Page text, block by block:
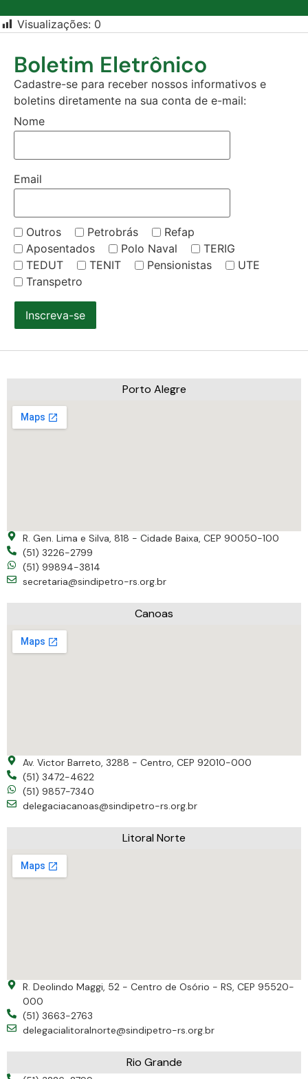
Visualizações: 0
Boletim Eletrônico
Cadastre-se para receber nossos informativos e
boletins diretamente na sua conta de e-mail:
Nome
Email
Outros Petrobrás
Refap
Aposentados
Polo Naval
TERIG
TEDUT
TENIT Pensionistas
UTE
Transpetro
Inscreva-se
Porto Alegre
R. Gen. Lima e Silva, 818 - Cidade Baixa, CEP 90050-100
(51) 3226-2799
(51) 99894-3814
secretaria@sindipetro-rs.org.br
Canoas
Av. Victor Barreto, 3288 - Centro, CEP 92010-000
(51) 3472-4622
(51) 9857-7340
delegaciacanoas@sindipetro-rs.org.br
Litoral Norte
R. Deolindo Maggi, 52 - Centro de Osório - RS, CEP 95520-
000
(51) 3663-2763
delegacialitoralnorte@sindipetro-rs.org.br
Rio Grande